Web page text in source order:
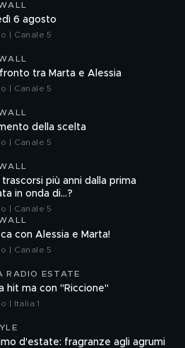
6 agosto
| Canale 5
tra Marta e Alessia
| Canale 5
della scelta
| Canale 5
trascorsi più anni dalla prima
in onda di...?
| Canale 5
con Alessia e Marta!
| Canale 5
RADIO ESTATE
hit ma con "Riccione"
| Italia 1
d'estate: fragranze agli agrumi